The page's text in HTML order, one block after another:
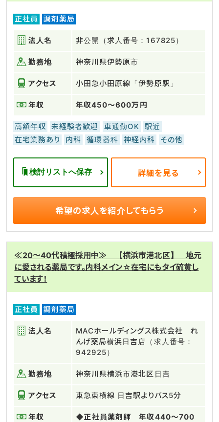
正社員 調剤薬局
法人名 非公開（求人番号：167825）
勤務地 神奈川県伊勢原市
アクセス 小田急小田原線「伊勢原駅」
年収 年収450～600万円
高額年収 未経験者歓迎 車通勤OK
駅近
在宅業務あり
内科 循環器科 神経内科 その他
検討リストへ保存 詳細を見る
希望の求人を紹介してもらう
≪20～40代積極採用中≫ 【横浜市港北区】 地元
に愛される薬局です。内科メイン☆在宅にもタイ硫黄し
ています！
正社員 調剤薬局
法人名
MACホールディングス株式会社 れ
んげ薬局横浜日吉店（求人番号：
942925）
勤務地 神奈川県横浜市港北区日吉
アクセス 東急東横線 日吉駅よりバス5分
年収
◆正社員薬剤師 年収440～700